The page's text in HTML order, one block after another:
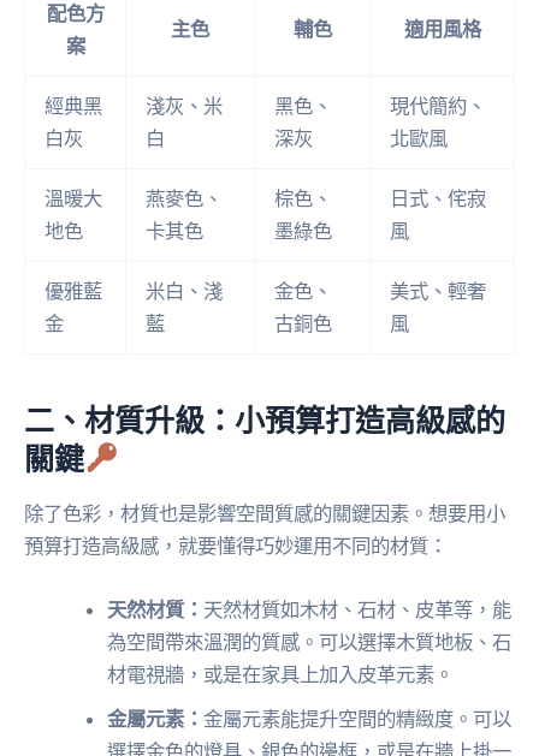
配色方
案
主色 輔色 適用風格
經典黑
白灰
淺灰、米
白
黑色、
深灰
現代簡約、
北歐風
溫暖大
地色
燕麥色、
卡其色
棕色、
墨綠色
日式、侘寂
風
優雅藍
金
米白、淺
藍
金色、
古銅色
美式、輕奢
風
二、材質升級：小預算打造高級感的
關鍵
除了色彩，材質也是影響空間質感的關鍵因素。想要用小
預算打造高級感，就要懂得巧妙運用不同的材質：
天然材質： 天然材質如木材、石材、皮革等，能
為空間帶來溫潤的質感。可以選擇木質地板、石
材電視牆，或是在家具上加入皮革元素。
金屬元素：金屬元素能提升空間的精緻度。可以